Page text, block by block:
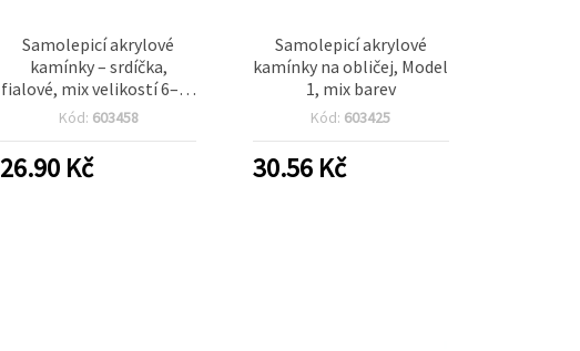
Samolepicí akrylové
kamínky – srdíčka,
fialové, mix velikostí 6–12
mm, 83 ks
Kód: 603458
26.90 Kč
Samolepicí akrylové
kamínky na obličej, Model
1, mix barev
Kód: 603425
30.56Kč